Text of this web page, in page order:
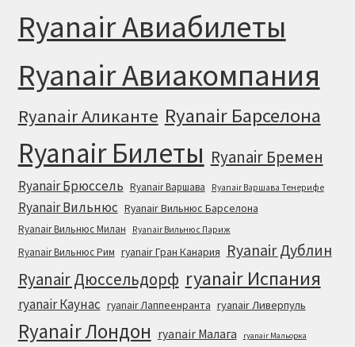
Ryanair Авиабилеты
Ryanair Авиакомпания
Ryanair Аликанте Ryanair Барселона
Ryanair Билеты Ryanair Бремен
Ryanair Брюссель Ryanair Варшава Ryanair Варшава Тенерифе
Ryanair Вильнюс Ryanair Вильнюс Барселона
Ryanair Вильнюс Милан Ryanair Вильнюс Париж
Ryanair Вильнюс Рим ryanair Гран Канария Ryanair Дублин
Ryanair Дюссельдорф ryanair Испания
ryanair Каунас ryanair Лаппеенранта ryanair Ливерпуль
Ryanair Лондон ryanair Малага ryanair Мальорка